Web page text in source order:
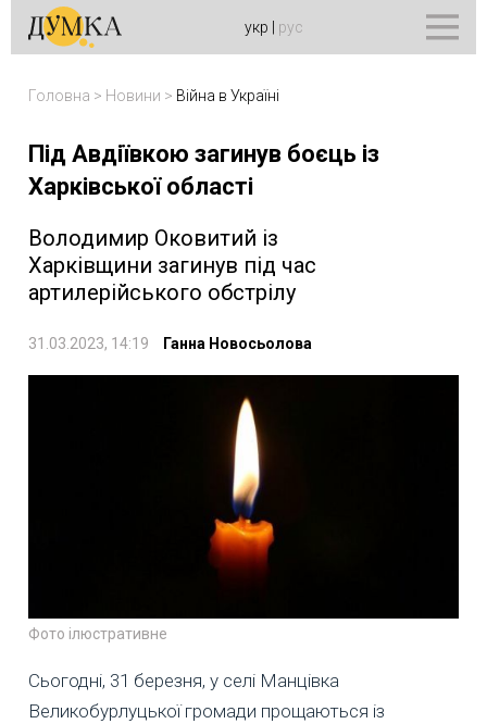
укр рус
Головна > Новини > Війна в Україні
Під Авдіївкою загинув боєць із
Харківської області
Володимир Оковитий із
Харківщини загинув під час
артилерійського обстрілу
31.03.2023, 14:19 Ганна Новосьолова
Фото ілюстративне
Сьогодні, 31 березня, у селі Манцівка
Великобурлуцької громади прощаються із